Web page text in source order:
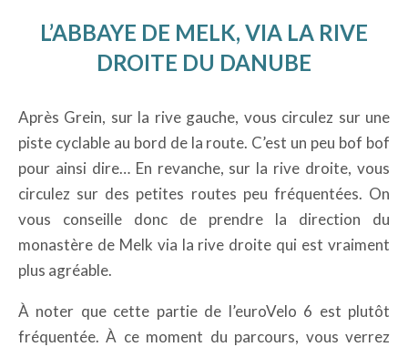
L’ABBAYE DE MELK, VIA LA RIVE
DROITE DU DANUBE
Après Grein, sur la rive gauche, vous circulez sur une
piste cyclable au bord de la route. C’est un peu bof bof
pour ainsi dire… En revanche, sur la rive droite, vous
circulez sur des petites routes peu fréquentées. On
vous conseille donc de prendre la direction du
monastère de Melk via la rive droite qui est vraiment
plus agréable.
À noter que cette partie de l’euroVelo 6 est plutôt
fréquentée. À ce moment du parcours, vous verrez